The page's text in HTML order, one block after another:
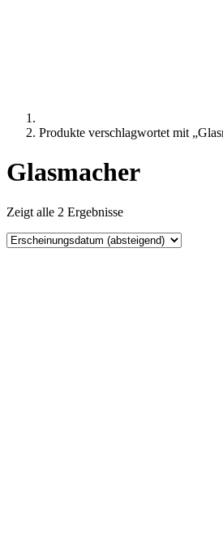
Produkte verschlagwortet mit
Glasmacher
Zeigt alle 2 Ergebnisse